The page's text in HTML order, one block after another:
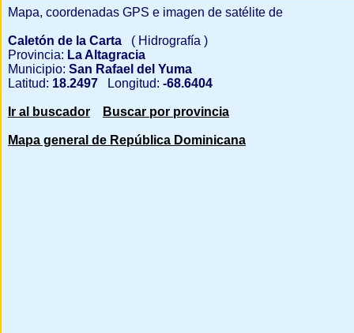
Mapa, coordenadas GPS e imagen de satélite de
Caletón de la Carta
( Hidrografía )
Provincia: La Altagracia
Municipio: San Rafael del Yuma
Latitud: 18.2497 Longitud: -68.6404
Ir al buscador Buscar por provincia
Mapa general de República Dominicana